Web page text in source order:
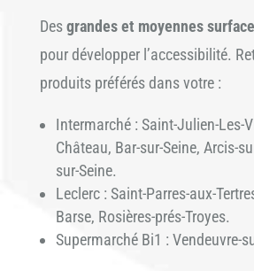
Desgrandes et moyennes
pour développer l’accessibilité.
produits préférés dans votre :
Intermarché : Saint-Julien-Les-
Château, Bar-sur-Seine, Arcis-
sur-Seine.
Leclerc : Saint-Parres-aux-
Barse, Rosières-prés-Troyes.
Supermarché Bi1 : Vendeuvre-